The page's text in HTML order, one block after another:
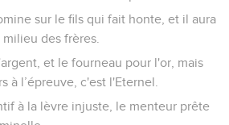
sur le fils qui fait honte, et il aura
des frères.
et le fourneau pour l'or, mais
à l’épreuve, c'est l'Eternel.
à la lèvre injuste, le menteur prête